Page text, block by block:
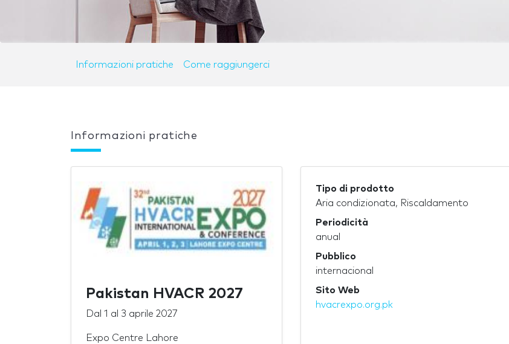
Informazioni pratiche Come raggiungerci
Informazioni pratiche
Pakistan HVACR 2027
Dal 1 al 3 aprile 2027
Expo Centre Lahore
Tipo di prodotto
Aria condizionata, Riscaldamento
Periodicità
anual
Pubblico
internacional
Sito Web
hvacrexpo.org.pk